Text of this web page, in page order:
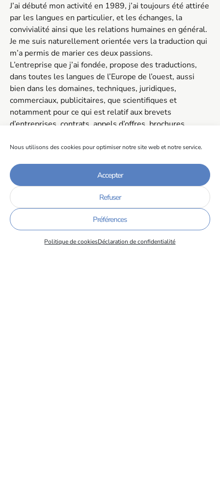
Nous utilisons des cookies pour optimiser notre site web et notre service.
Accepter
Refuser
Préférences
Politique de cookiesDéclaration de confidentialité
J’ai débuté mon activité en 1989, j’ai toujours été attirée
par les langues en particulier, et les échanges, la
convivialité ainsi que les relations humaines en général.
Je me suis naturellement orientée vers la traduction qui
m’a permis de marier ces deux passions.
L’entreprise que j’ai fondée, propose des traductions,
dans toutes les langues de l’Europe de l’ouest, aussi
bien dans les domaines, techniques, juridiques,
commerciaux, publicitaires, que scientifiques et
notamment pour ce qui est relatif aux brevets
d’entreprises, contrats, appels d’offres, brochures
presse.
La société dispose aujourd’hui d’un réseau d’entreprises
clientes qui s’est étoffé au fil des années. Afin de
répondre efficacement au besoin du marché de la
traduction, j’ai constitué, avec des pairs, une plate-forme
qui compte aujourd’hui une douzaine de personnes
répartis sur 4 sites en France et qui constitue le groupe
Transword.